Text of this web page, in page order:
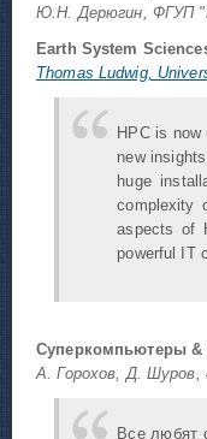
Ю.Н. Дерюгин, ФГУП
Earth System
Thomas Ludwig,
HPC is
new
huge
complexity
aspects of
powerful IT
Суперкомпьютеры &
А. Горохов, Д. Шуров,
Все любят